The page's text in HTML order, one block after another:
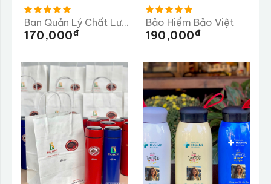
Ban Quản Lý Chất Lượng Tỉnh Quảng Ngãi
170,000Đ
Bảo Hiểm Bảo Việt
190,000Đ